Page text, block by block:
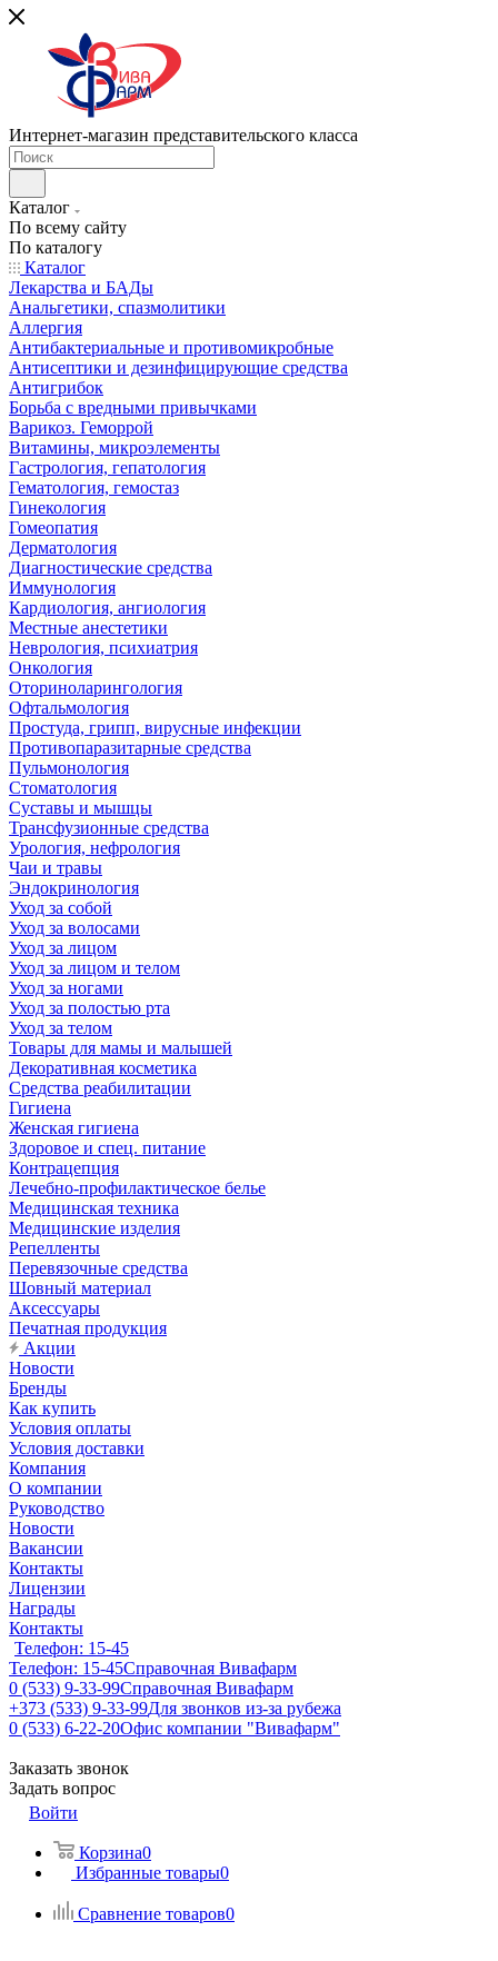
Интернет-магазин представительского класса
Каталог
По всему сайту
По каталогу
Каталог
Лекарства и БАДы
Анальгетики, спазмолитики
Аллергия
Антибактериальные и противомикробные
Антисептики и дезинфицирующие средства
Антигрибок
Борьба с вредными привычками
Варикоз. Геморрой
Витамины, микроэлементы
Гастрология, гепатология
Гематология, гемостаз
Гинекология
Гомеопатия
Дерматология
Диагностические средства
Иммунология
Кардиология, ангиология
Местные анестетики
Неврология, психиатрия
Онкология
Оториноларингология
Офтальмология
Простуда, грипп, вирусные инфекции
Противопаразитарные средства
Пульмонология
Стоматология
Суставы и мышцы
Трансфузионные средства
Урология, нефрология
Чаи и травы
Эндокринология
Уход за собой
Уход за волосами
Уход за лицом
Уход за лицом и телом
Уход за ногами
Уход за полостью рта
Уход за телом
Товары для мамы и малышей
Декоративная косметика
Средства реабилитации
Гигиена
Женская гигиена
Здоровое и спец. питание
Контрацепция
Лечебно-профилактическое белье
Медицинская техника
Медицинские изделия
Репелленты
Перевязочные средства
Шовный материал
Аксессуары
Печатная продукция
Акции
Новости
Бренды
Как купить
Условия оплаты
Условия доставки
Компания
О компании
Руководство
Новости
Вакансии
Контакты
Лицензии
Награды
Контакты
Телефон: 15-45
Телефон: 15-45Справочная Вивафарм
0 (533) 9-33-99Справочная Вивафарм
+373 (533) 9-33-99Для звонков из-за рубежа
0 (533) 6-22-20Офис компании "Вивафарм"
Заказать звонок
Задать вопрос
Войти
Корзина0
Избранные товары0
Сравнение товаров0